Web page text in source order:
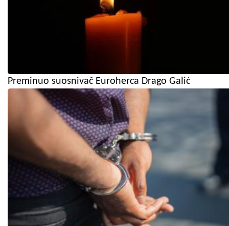
Preminuo suosnivač Euroherca Drago Galić